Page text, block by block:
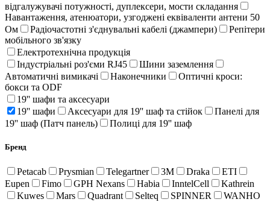
відгалужувачі потужності, дуплексери, мости складання
Навантаження, атенюатори, узгоджені еквіваленти антени 50
Ом
Радіочастотні з'єднувальні кабелі (джампери)
Репітери
мобільного зв'язку
Електротехнічна продукція
Індустріальні роз'єми RJ45
Шини заземлення
Автоматичні вимикачі
Наконечники
Оптичні кроси:
бокси та ODF
19'' шафи та аксесуари
19'' шафи
Аксесуари для 19'' шаф та стійок
Панелі для
19'' шаф (Патч панель)
Полиці для 19'' шаф
Бренд
Petacab Prysmian Telegartner 3M Draka
ETI
Eupen
Fimo GPH Nexans Habia InntelCell
Kathrein
Kuwes
Mars Quadrant Selteq SPINNER
WANHO